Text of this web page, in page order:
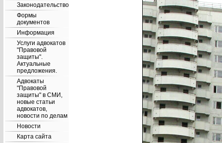
Законодательство
Формы
документов
Информация
Услуги адвокатов
"Правовой
защиты".
Актуальные
предложения.
Адвокаты
"Правовой
защиты" в СМИ,
новые статьи
адвокатов,
новости по делам
Новости
Карта сайта